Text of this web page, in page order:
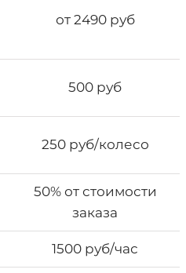
от 2490 руб
500 руб
250 руб/колесо
50% от стоимости
заказа
1500 руб/час